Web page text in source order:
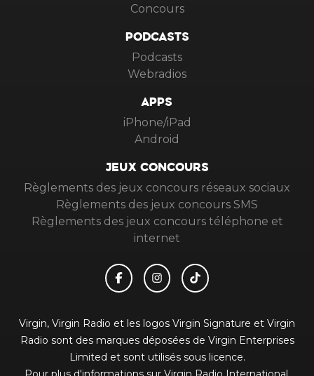
Concours
PODCASTS
Podcasts
Webradios
APPS
iPhone/iPad
Android
JEUX CONCOURS
Règlements des jeux concours réseaux sociaux
Règlements des jeux concours SMS
Règlements des jeux concours téléphone et
internet
Virgin, Virgin Radio et les logos Virgin Signature et Virgin
Radio sont des marques déposées de Virgin Enterprises
Limited et sont utilisés sous licence.